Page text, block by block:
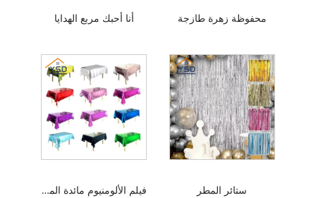
أنا أحبك مربع الهدايا محفوظة زهرة طازجة
فيلم الألومنيوم مائدة المائدة ستائر المطر